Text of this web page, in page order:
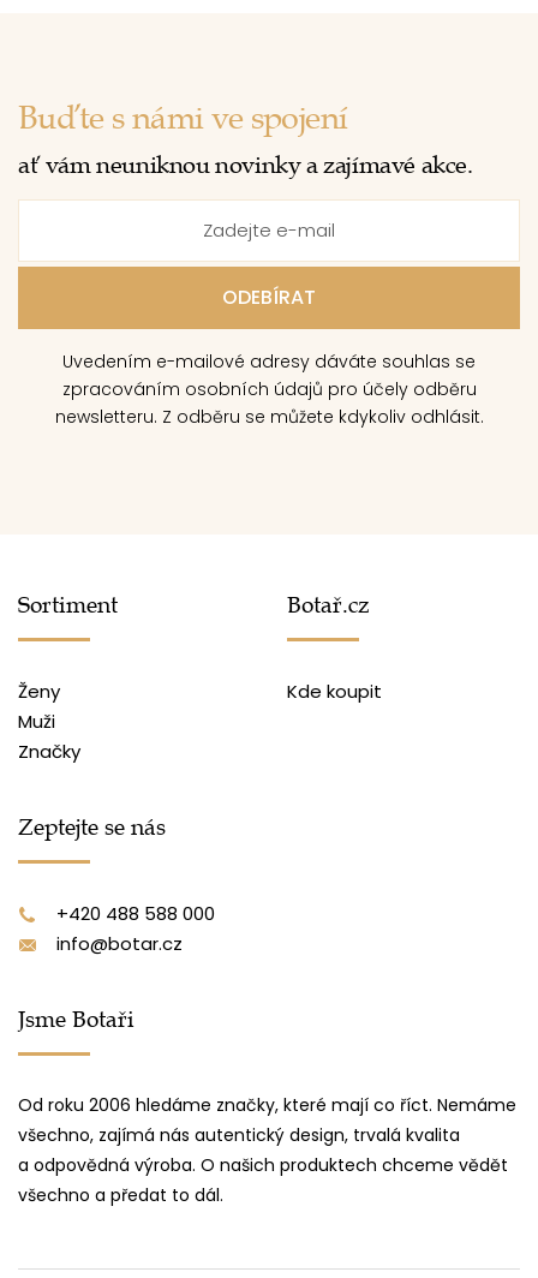
Buďte s námi ve spojení
ať vám neuniknou novinky a zajímavé akce.
Uvedením e-mailové adresy dáváte souhlas se
zpracováním osobních údajů pro účely odběru
newsletteru. Z odběru se můžete kdykoliv odhlásit.
Sortiment
Ženy
Muži
Značky
Botař.cz
Kde koupit
Zeptejte se nás
+420 488 588 000
info@botar.cz
Jsme Botaři
Od roku 2006 hledáme značky, které mají co říct. Nemáme
všechno, zajímá nás autentický design, trvalá kvalita
a odpovědná výroba. O našich produktech chceme vědět
všechno a předat to dál.